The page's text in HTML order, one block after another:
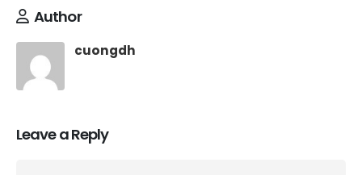
Author
cuongdh
Leave a Reply